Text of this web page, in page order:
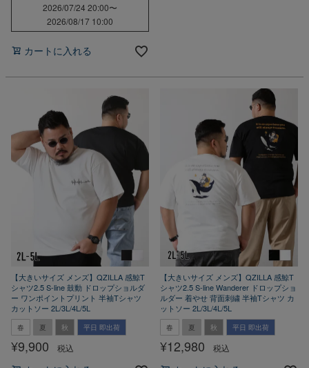
2026/07/24 20:00〜
2026/08/17 10:00
カートに入れる
【大きいサイズ メンズ】QZILLA 感鯨T
シャツ2.5 S-line 鼓動 ドロップショルダ
ー ワンポイントプリント 半袖Tシャツ
カットソー 2L/3L/4L/5L
春 夏 秋 平日 即出荷
¥9,900 税込
【大きいサイズ メンズ】QZILLA 感鯨T
シャツ2.5 S-line Wanderer ドロップショ
ルダー 着やせ 背面刺繍 半袖Tシャツ カ
ットソー 2L/3L/4L/5L
春 夏 秋 平日 即出荷
¥12,980 税込